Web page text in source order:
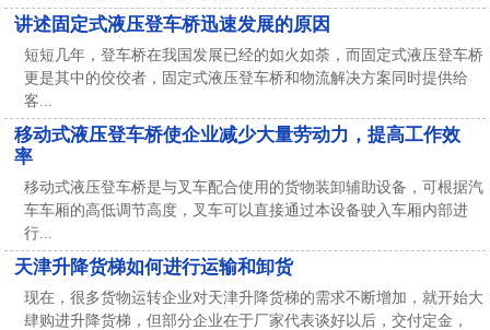
讲述固定式液压登车桥迅速发展的原因
短短几年，登车桥在我国发展已经的如火如荼，而固定式液压登车桥
更是其中的佼佼者，固定式液压登车桥和物流解决方案同时提供给
客...
移动式液压登车桥使企业减少大量劳动力，提高工作效
率
移动式液压登车桥是与叉车配合使用的货物装卸辅助设备，可根据汽
车车厢的高低调节高度，叉车可以直接通过本设备驶入车厢内部进
行...
天津升降货梯如何进行运输和卸货
现在，很多货物运转企业对天津升降货梯的需求不断增加，就开始大
肆购进升降货梯，但部分企业在于厂家代表谈好以后，交付定金，